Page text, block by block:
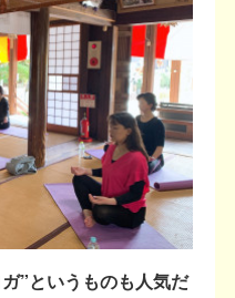
”というものも人気だ